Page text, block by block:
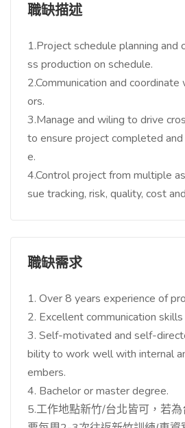
職缺描述
1.Project schedule planning and
ss production on schedule.
2.Communication and
ors.
3.Manage and wiling to drive
to ensure project completed
e.
4.Control project from multiple
sue tracking, risk, quality, cost
職缺需求
1. Over 8 years experience of
2. Excellent communication
3. Self-motivated and self-
bility to work well with internal
embers.
4. Bachelor or master degree.
5.工作地點新竹/台北皆可，若